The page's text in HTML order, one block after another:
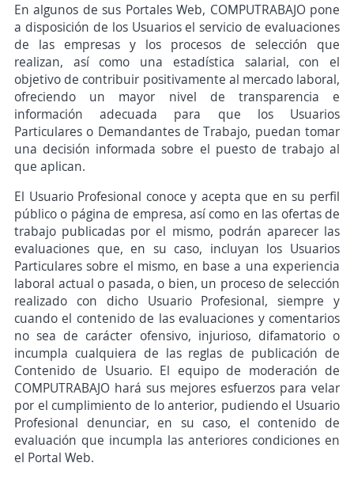
En algunos de sus Portales Web, COMPUTRABAJO pone
a disposición de los Usuarios el servicio de evaluaciones
de las empresas y los procesos de selección que
realizan, así como una estadística salarial, con el
objetivo de contribuir positivamente al mercado laboral,
ofreciendo un mayor nivel de transparencia e
información adecuada para que los Usuarios
Particulares o Demandantes de Trabajo, puedan tomar
una decisión informada sobre el puesto de trabajo al
que aplican.
El Usuario Profesional conoce y acepta que en su perfil
público o página de empresa, así como en las ofertas de
trabajo publicadas por el mismo, podrán aparecer las
evaluaciones que, en su caso, incluyan los Usuarios
Particulares sobre el mismo, en base a una experiencia
laboral actual o pasada, o bien, un proceso de selección
realizado con dicho Usuario Profesional, siempre y
cuando el contenido de las evaluaciones y comentarios
no sea de carácter ofensivo, injurioso, difamatorio o
incumpla cualquiera de las reglas de publicación de
Contenido de Usuario. El equipo de moderación de
COMPUTRABAJO hará sus mejores esfuerzos para velar
por el cumplimiento de lo anterior, pudiendo el Usuario
Profesional denunciar, en su caso, el contenido de
evaluación que incumpla las anteriores condiciones en
el Portal Web.